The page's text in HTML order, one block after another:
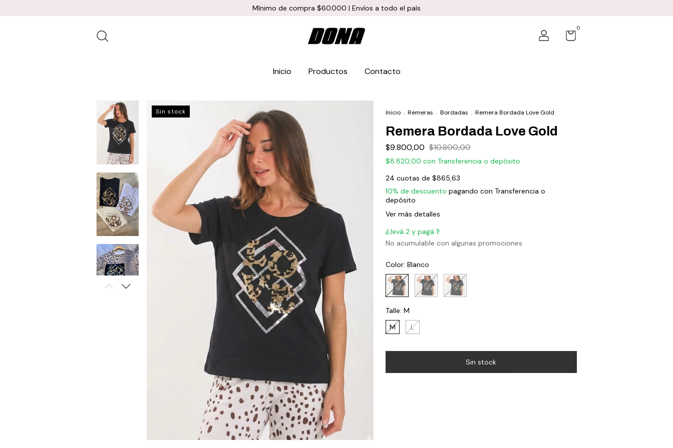
Mínimo de compra $60.000 | Envíos a todo el país
0
Inicio Productos Contacto
Sin stock Inicio . Remeras . Bordadas . Remera Bordada Love Gold
Remera Bordada Love Gold
$9.800,00 $10.800,00
$8.820,00 con Transferencia o depósito
24 cuotas de $865,63
10% de descuento pagando con Transferencia o
depósito
Ver más detalles
¡Llevá 2 y pagá 1!
No acumulable con algunas promociones
Color: Blanco
Talle: M
M
L